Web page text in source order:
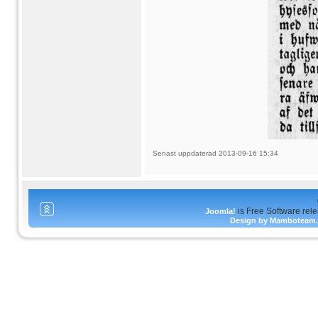
Senast uppdaterad 2013-09-16 15:34
Joomla! is Free Software
Design by